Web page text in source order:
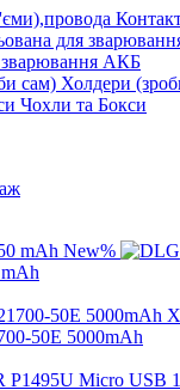
зварювання АКБ
Холдери
Чохли та Бокси
New%
50E 5000mAh